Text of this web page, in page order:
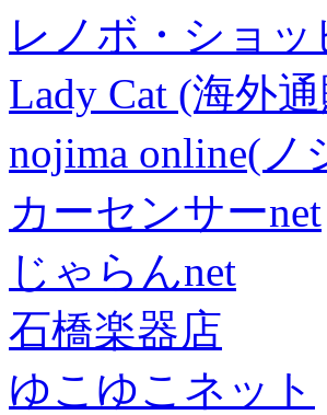
レノボ・ショ
Lady Cat (海外
nojima online(
カーセンサーnet
じゃらんnet
石橋楽器店
ゆこゆこネット